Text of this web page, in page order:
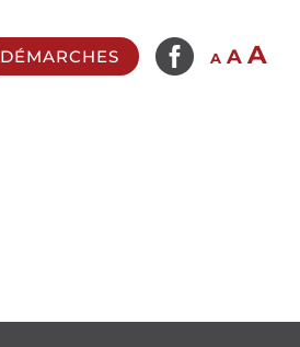
DÉMARCHES  A Decrease
A Reset
A